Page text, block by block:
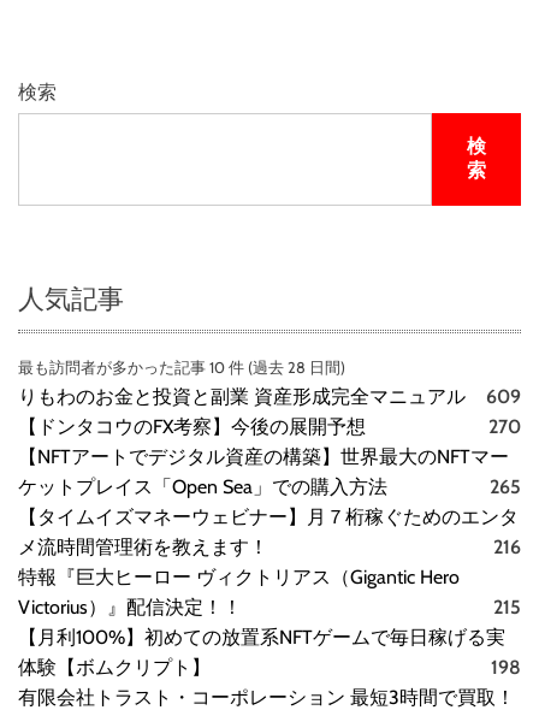
検索
検
索
人気記事
最も訪問者が多かった記事 10 件 (過去 28 日間)
りもわのお金と投資と副業 資産形成完全マニュアル
609
【ドンタコウのFX考察】今後の展開予想
270
【NFTアートでデジタル資産の構築】世界最大のNFTマー
ケットプレイス「Open Sea」での購入方法
265
【タイムイズマネーウェビナー】月７桁稼ぐためのエンタ
メ流時間管理術を教えます！
216
特報『巨大ヒーロー ヴィクトリアス（Gigantic Hero
Victorius）』配信決定！！
215
【月利100%】初めての放置系NFTゲームで毎日稼げる実
体験【ボムクリプト】
198
有限会社トラスト・コーポレーション 最短3時間で買取！